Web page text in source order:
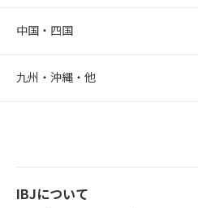
中国・四国
九州・沖縄・他
IBJについて